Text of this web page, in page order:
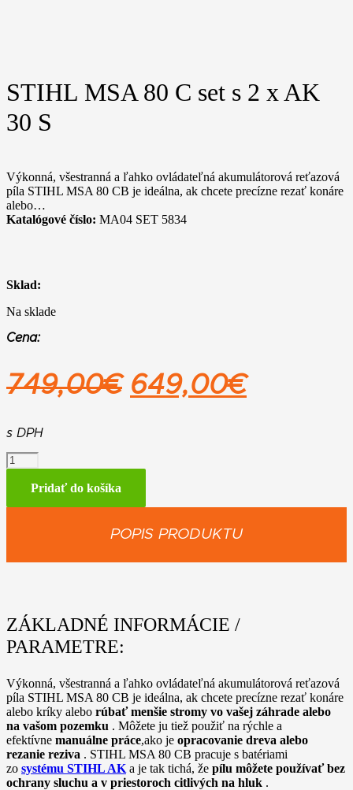
STIHL MSA 80 C set s 2 x AK
30 S
Výkonná, všestranná a ľahko ovládateľná akumulátorová reťazová
píla STIHL MSA 80 CB je ideálna, ak chcete precízne rezať konáre
alebo…
Katalógové číslo: MA04 SET 5834
Sklad:
Na sklade
Cena:
749,00€ Pôvodná
749,00€.
649,00€
s DPH
množstvo
STIHL
MSAPridať do košíka
POPIS PRODUKTU
ZÁKLADNÉ INFORMÁCIE /
PARAMETRE:
Výkonná, všestranná a ľahko ovládateľná akumulátorová reťazová
píla STIHL MSA 80 CB je ideálna, ak chcete precízne rezať konáre
alebo kríky alebo rúbať menšie stromy vo vašej záhrade alebo
na vašom pozemku . Môžete ju tiež použiť na rýchle a
efektívne manuálne práce,ako je opracovanie dreva alebo
rezanie reziva . STIHL MSA 80 CB pracuje s batériami
zo systému STIHL AK a je tak tichá, že pílu môžete používať bez
ochrany sluchu a v priestoroch citlivých na hluk .